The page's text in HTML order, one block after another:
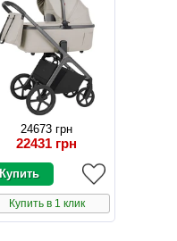
24673 грн
22431 грн
Купить в 1 клик